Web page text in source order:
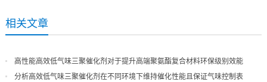
相关文章
高性能高效低气味三聚催化剂对于提升高端聚氨酯复合材料环保级别效能
分析高效低气味三聚催化剂在不同环境下维持催化性能且保证气味控制表